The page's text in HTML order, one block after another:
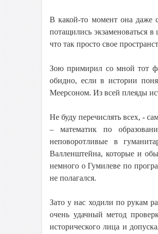
В какой-то момент она даже
потащились экзаменоваться
что так просто свое
Зою примирил со мной тот
обидно, если в истории
Меерсоном. Из всей плеяды
Не буду перечислять всех, -
– математик по
неповоротливые в
Валленштейна, которые и
немного о Гумилеве по
не полагался.
Зато у нас ходили по рукам
очень удачный метод
исторического лица и